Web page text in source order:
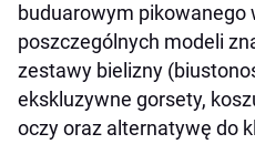
buduarowym pikowanego
poszczególnych modeli
zestawy bielizny
ekskluzywne gorsety,
oczy oraz alternatywę do